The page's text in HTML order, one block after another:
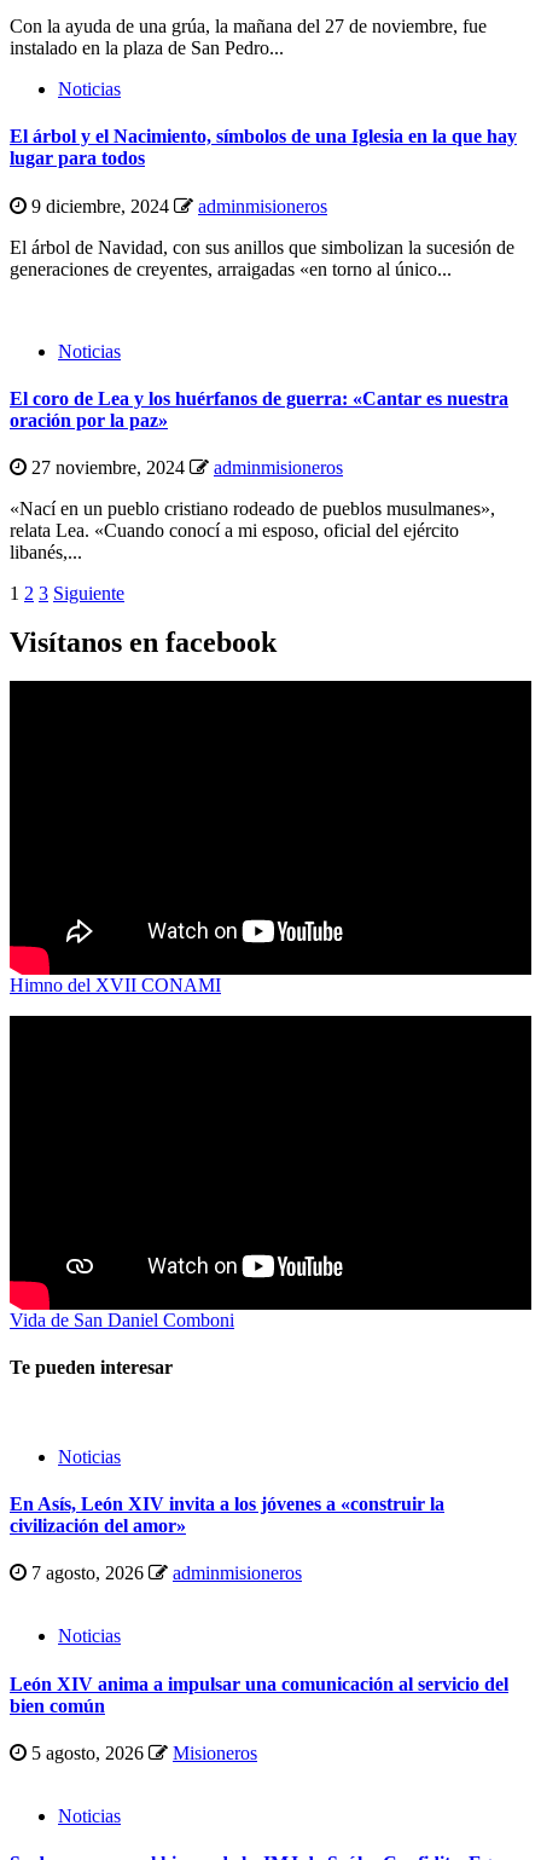
Con la ayuda de una grúa, la mañana del 27 de noviembre, fue
instalado en la plaza de San Pedro...
Noticias
El árbol y el Nacimiento, símbolos de una Iglesia en la que hay
lugar para todos
9 diciembre, 2024
adminmisioneros
El árbol de Navidad, con sus anillos que simbolizan la sucesión de
generaciones de creyentes, arraigadas «en torno al único...
Noticias
El coro de Lea y los huérfanos de guerra: «Cantar es nuestra
oración por la paz»
27 noviembre, 2024
adminmisioneros
«Nací en un pueblo cristiano rodeado de pueblos musulmanes»,
relata Lea. «Cuando conocí a mi esposo, oficial del ejército
libanés,...
Paginación
de
1 2 3 Siguiente
Visítanos en facebook
Himno del XVII CONAMI
Vida de San Daniel Comboni
Te pueden interesar
Noticias
En Asís, León XIV invita a los jóvenes a «construir la
civilización del amor»
7 agosto, 2026 adminmisioneros
Noticias
León XIV anima a impulsar una comunicación al servicio del
bien común
5 agosto, 2026 Misioneros
Noticias